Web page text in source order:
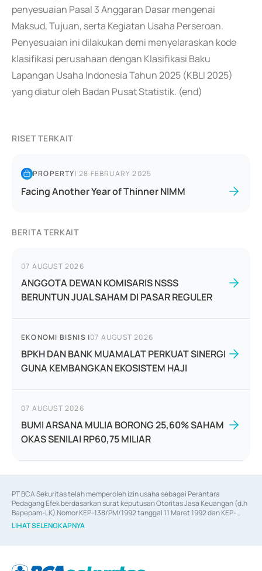
penyesuaian Pasal 3 Anggaran Dasar mengenai
Maksud, Tujuan, serta Kegiatan Usaha Perseroan.
Penyesuaian ini dilakukan demi menyelaraskan kode
klasifikasi perusahaan dengan Klasifikasi Baku
Lapangan Usaha Indonesia Tahun 2025 (KBLI 2025)
yang diatur oleh Badan Pusat Statistik. (end)
RISET TERKAIT
PROPERTY|28 FEBRUARY 2025
Facing Another Year of Thinner NIMM
BERITA TERKAIT
07 AUGUST 2026
ANGGOTA DEWAN KOMISARIS NSSS
BERUNTUN JUAL SAHAM DI PASAR REGULER
EKONOMI BISNIS |07 AUGUST 2026
BPKH DAN BANK MUAMALAT PERKUAT SINERGI
GUNA KEMBANGKAN EKOSISTEM HAJI
07 AUGUST 2026
BUMI ARSANA MULIA BORONG 25,60% SAHAM
OKAS SENILAI RP60,75 MILIAR
PT BCA Sekuritas telah memperoleh izin usaha sebagai Perantara
Pedagang Efek berdasarkan surat keputusan Otoritas Jasa Keuangan (d.h
Bapepam-LK) Nomor KEP-138/PM/1992 tanggal 11 Maret 1992 dan KEP-
06/D.04/2014 tanggal 28 Februari 2014, izin usaha sebagai Penjamin Emisi
Efek berdasarkan surat keputusan Otoritas Jasa Keuangan Nomor KEP-
berdasarkan surat keputusan Otoritas Jasa Keuangan Nomor S-
LIHAT SELENGKAPNYA